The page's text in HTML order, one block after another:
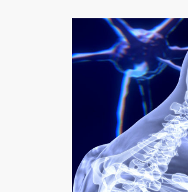
sciences
(AFAS)
Promouvoir
les
techniques
auprès